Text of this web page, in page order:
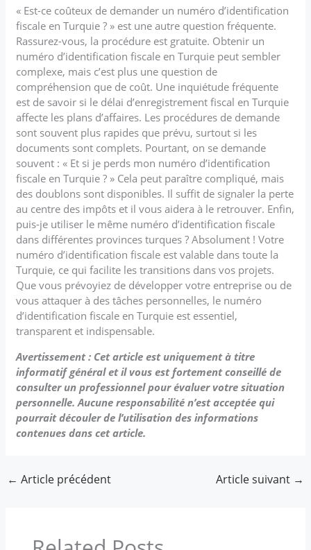
« Est-ce coûteux de demander un numéro d’identification
fiscale en Turquie ? » est une autre question fréquente.
Rassurez-vous, la procédure est gratuite. Obtenir un
numéro d’identification fiscale en Turquie peut sembler
complexe, mais c’est plus une question de
compréhension que de coût. Une inquiétude fréquente
est de savoir si le délai d’enregistrement fiscal en Turquie
affecte les plans d’affaires. Les procédures de demande
sont souvent plus rapides que prévu, surtout si les
documents sont complets. Pourtant, on se demande
souvent : « Et si je perds mon numéro d’identification
fiscale en Turquie ? » Cela peut paraître compliqué, mais
des doublons sont disponibles. Il suffit de signaler la perte
au centre des impôts et il vous aidera à le retrouver. Enfin,
puis-je utiliser le même numéro d’identification fiscale
dans différentes provinces turques ? Absolument ! Votre
numéro d’identification fiscale est valable dans toute la
Turquie, ce qui facilite les transitions dans vos projets.
Que vous prévoyiez de développer votre entreprise ou de
vous attaquer à des tâches personnelles, le numéro
d’identification fiscale en Turquie est essentiel,
transparent et indispensable.
Avertissement : Cet article est uniquement à titre
informatif général et il vous est fortement conseillé de
consulter un professionnel pour évaluer votre situation
personnelle. Aucune responsabilité n’est acceptée qui
pourrait découler de l’utilisation des informations
contenues dans cet article.
← Article précédent Article suivant →